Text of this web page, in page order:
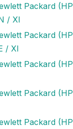
Packard
/ XI
Packard
/ XI
Packard
Packard
Packard